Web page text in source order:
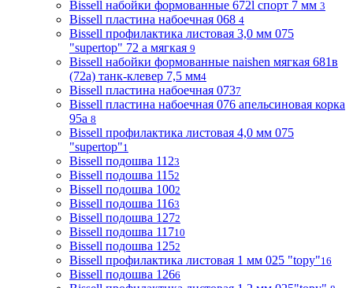
Bissell набойки формованные 672l спорт 7 мм 3
Bissell пластина набоечная 068 4
Bissell профилактика листовая 3,0 мм 075
"supertop" 72 а мягкая 9
Bissell набойки формованные naishen мягкая 681в
(72a) танк-клевер 7,5 мм4
Bissell пластина набоечная 0737
Bissell пластина набоечная 076 апельсиновая корка
95а 8
Bissell профилактика листовая 4,0 мм 075
"supertop"1
Bissell подошва 1123
Bissell подошва 1152
Bissell подошва 1002
Bissell подошва 1163
Bissell подошва 1272
Bissell подошва 11710
Bissell подошва 1252
Bissell профилактика листовая 1 мм 025 "topy"16
Bissell подошва 1266